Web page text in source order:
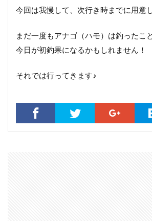
今回は我慢して、次行き時までに用意
まだ一度もアナゴ（ハモ）は釣ったこ
今日が初釣果になるかもしれません！
それでは行ってきます♪